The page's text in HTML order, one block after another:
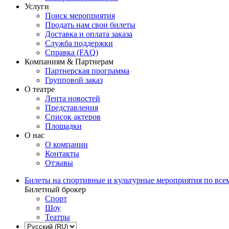
Услуги
Поиск мероприятия
Продать нам свои билеты
Доставка и оплата заказа
Служба поддержки
Справка (FAQ)
Компаниям & Партнерам
Партнерская программа
Групповой заказ
О театре
Лента новостей
Представления
Список актеров
Площадки
О нас
О компании
Контакты
Отзывы
Билеты на спортивные и культурные мероприятия по
Билетный брокер
Спорт
Шоу
Театры